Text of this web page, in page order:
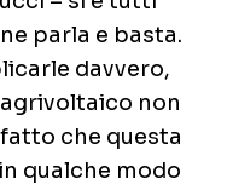
parla e basta.
davvero,
non
che questa
qualche modo